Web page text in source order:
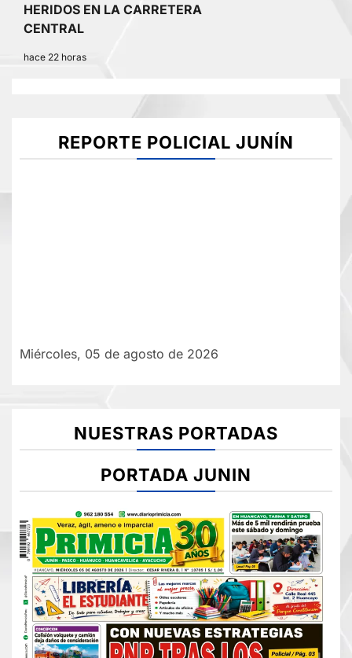
HERIDOS EN LA CARRETERA
CENTRAL
hace 22 horas
REPORTE POLICIAL JUNÍN
Miércoles, 05 de agosto de 2026
NUESTRAS PORTADAS
PORTADA JUNIN